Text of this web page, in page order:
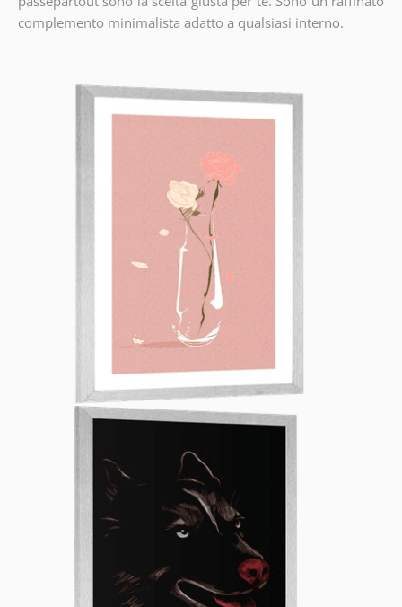
complemento minimalista adatto a qualsiasi interno.